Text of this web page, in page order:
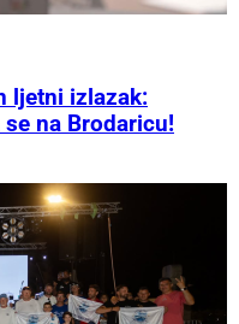
ljetni izlazak:
na Brodaricu!